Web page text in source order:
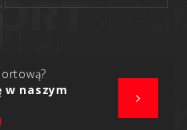
w naszym